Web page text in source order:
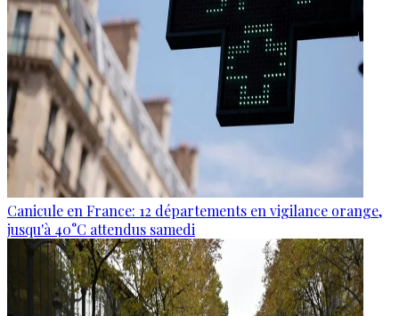
Canicule en France: 12 départements en vigilance orange,
jusqu'à 40°C attendus samedi